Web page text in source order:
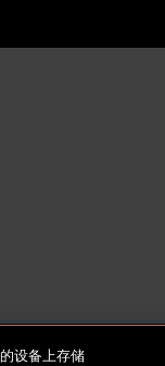
设备上存储